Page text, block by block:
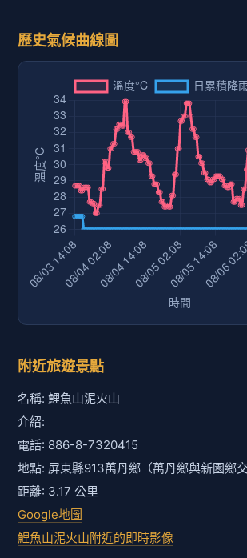
歷史氣候曲線圖
附近旅遊景點
名稱: 鯉魚山泥火山
介紹:
電話: 886-8-7320415
地點: 屏東縣913萬丹鄉（萬丹鄉與新園鄉交
距離: 3.17 公里
Google地圖
鯉魚山泥火山附近的即時影像